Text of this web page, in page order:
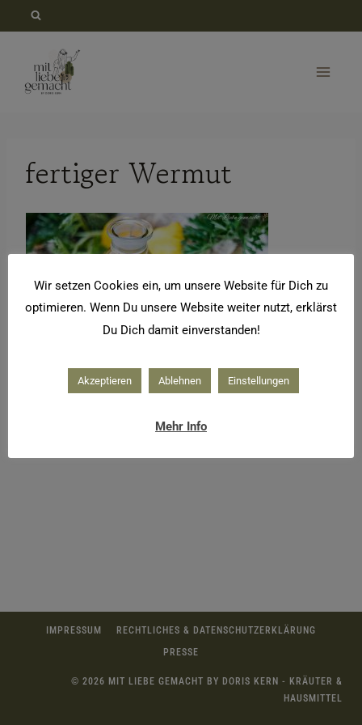
springen
fertiger Wermut
IMPRESSUM
RECHTLICHES & DATENSCHUTZERKLÄRUNG
PRESSE
© 2026 MIT LIEBE GEMACHT BY DORIS KERN - KRÄUTER &
HAUSMITTEL
Wir setzen Cookies ein, um unsere Website für Dich zu
optimieren. Wenn Du unsere Website weiter nutzt, erklärst
Du Dich damit einverstanden!
Akzeptieren Ablehnen Einstellungen
Mehr Info